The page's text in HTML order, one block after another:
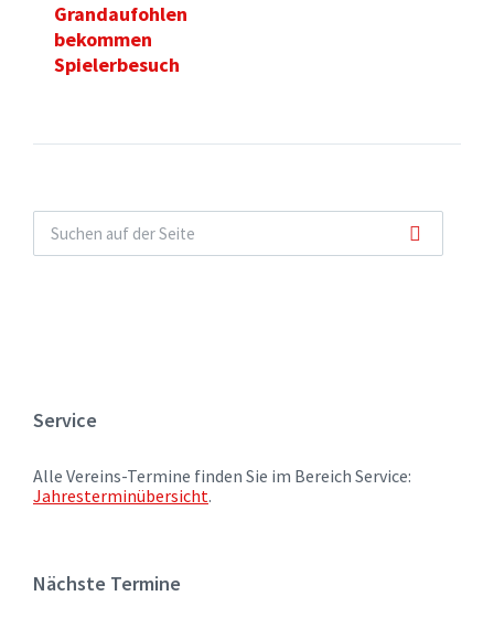
Grandaufohlen
bekommen
Spielerbesuch
Service
Alle Vereins-Termine finden Sie im Bereich Service:
Jahresterminübersicht.
Nächste Termine